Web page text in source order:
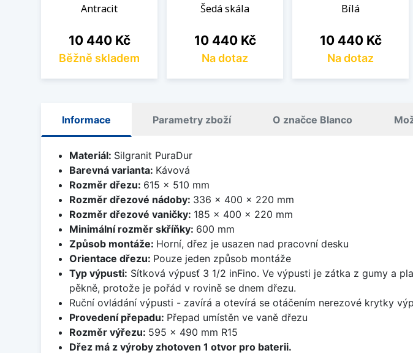
Antracit
Cena
10 440 Kč
Běžně skladem
Šedá skála
Cena
10 440 Kč
Na dotaz
Bílá
Cena
10 440 Kč
Na dotaz
Informace Parametry zboží O značce Blanco
Materiál: Silgranit PuraDur
Barevná varianta: Kávová
Rozměr dřezu: 615 x 510 mm
Rozměr dřezové nádoby: 336 x 400 x 220 mm
Rozměr dřezové vaničky: 185 x 400 x 220 mm
Minimální rozměr skříňky: 600 mm
Způsob montáže: Horní, dřez je usazen nad pracovní desku
Orientace dřezu: Pouze jeden způsob montáže
Typ výpusti: Sítková výpusť 3 1/2 inFino. Ve výpusti je zátka z gumy a
pěkně, protože je pořád v rovině se dnem dřezu.
Ruční ovládání výpusti - zavírá a otevírá se otáčením nerezové krytky
Provedení přepadu: Přepad umístěn ve vaně dřezu
Rozměr výřezu: 595 x 490 mm R15
Dřez má z výroby zhotoven 1 otvor pro baterii.